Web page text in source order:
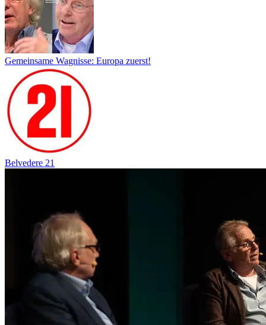
Gemeinsame Wagnisse: Europa zuerst!
Belvedere 21